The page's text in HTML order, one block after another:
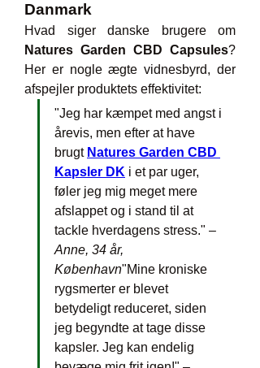
Danmark
Natures Garden CBD Capsules?
Her er nogle ægte vidnesbyrd, der
afspejler produktets effektivitet:
"Jeg har kæmpet med angst i
årevis, men efter at have
brugt Natures Garden CBD
Kapsler DK i et par uger,
føler jeg mig meget mere
afslappet og i stand til at
Anne, 34 år,
København"Mine kroniske
rygsmerter er blevet
betydeligt reduceret, siden
jeg begyndte at tage disse
kapsler. Jeg kan endelig